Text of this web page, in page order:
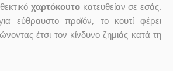
χαρτόκουτο κατευθείαν σε εσάς.
εύθραυστο προϊόν, το κουτί φέρει
έτσι τον κίνδυνο ζημιάς κατά τη